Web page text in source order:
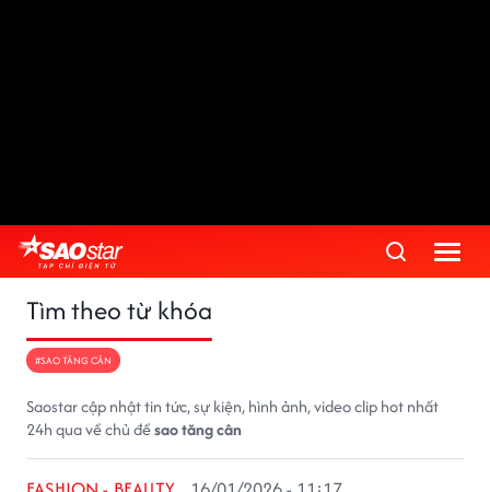
Tìm theo từ khóa
#SAO TĂNG CÂN
Saostar cập nhật tin tức, sự kiện, hình ảnh, video clip hot nhất
24h qua về chủ đềsao tăng cân